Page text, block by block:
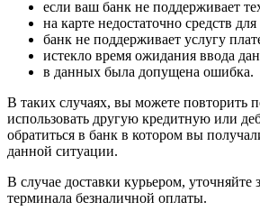
если ваш банк не поддерживает
на карте недостаточно средств
банк не поддерживает услугу
истекло время ожидания ввода
в данных была допущена ошибка.
В таких случаях, вы можете повторить
использовать другую кредитную или
обратиться в банк в котором вы
данной ситуации.
В случае доставки курьером, уточняйте
терминала безналичной оплаты.